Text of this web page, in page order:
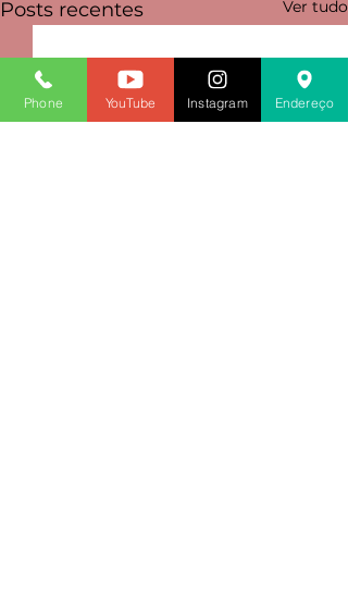
Posts recentes Ver tudo
Phone YouTube Instagram Endereço